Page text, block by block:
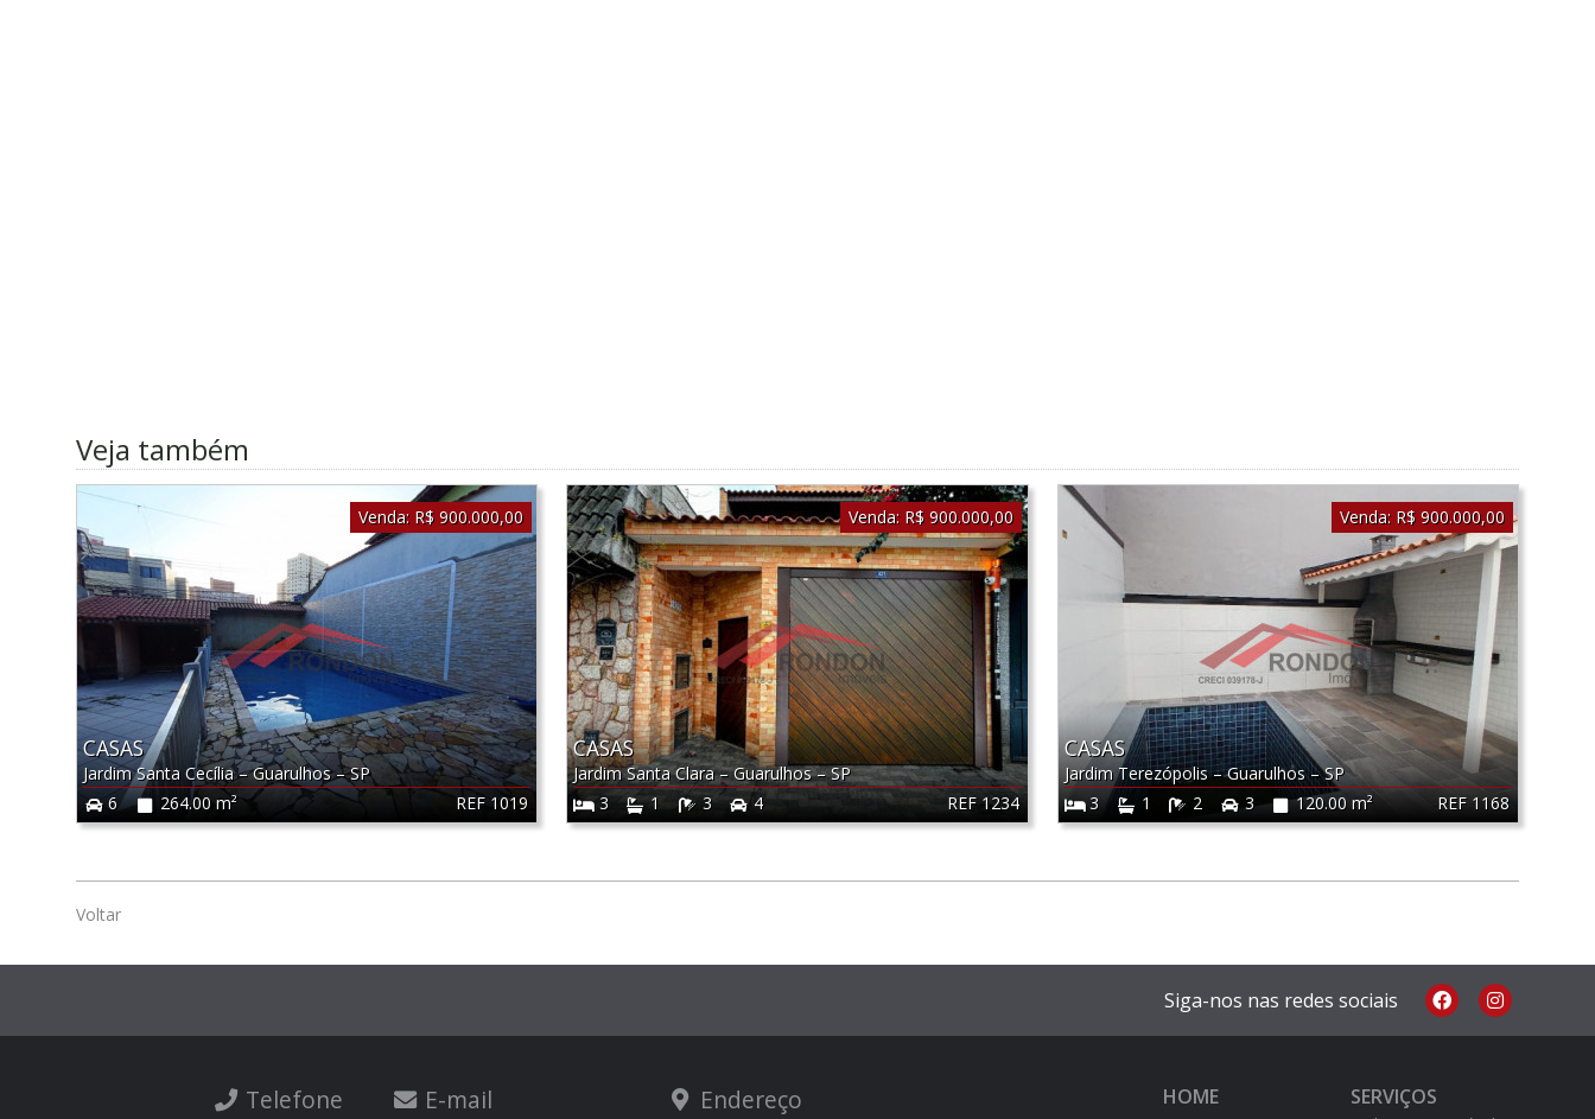
Veja também
REF 1019
CASAS
Jardim Santa Cecília–Guarulhos–SP
6
264.00 m²
Venda: R$ 900.000,00
REF 1234
CASAS
Jardim Santa Clara–Guarulhos–SP
3
1 3 4
Venda: R$ 900.000,00
REF 1168
CASAS
Jardim Terezópolis–Guarulhos–SP
3
1 2 3 120.00 m²
Venda: R$ 900.000,00
Voltar
Siga-nos nas redes sociais
Telefone E-mail Endereço
HOME
SERVIÇOS